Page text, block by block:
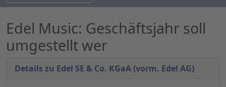
Edel Music: Geschäftsjahr soll
umgestellt wer
Details zu Edel SE & Co. KGaA (vorm. Edel AG)